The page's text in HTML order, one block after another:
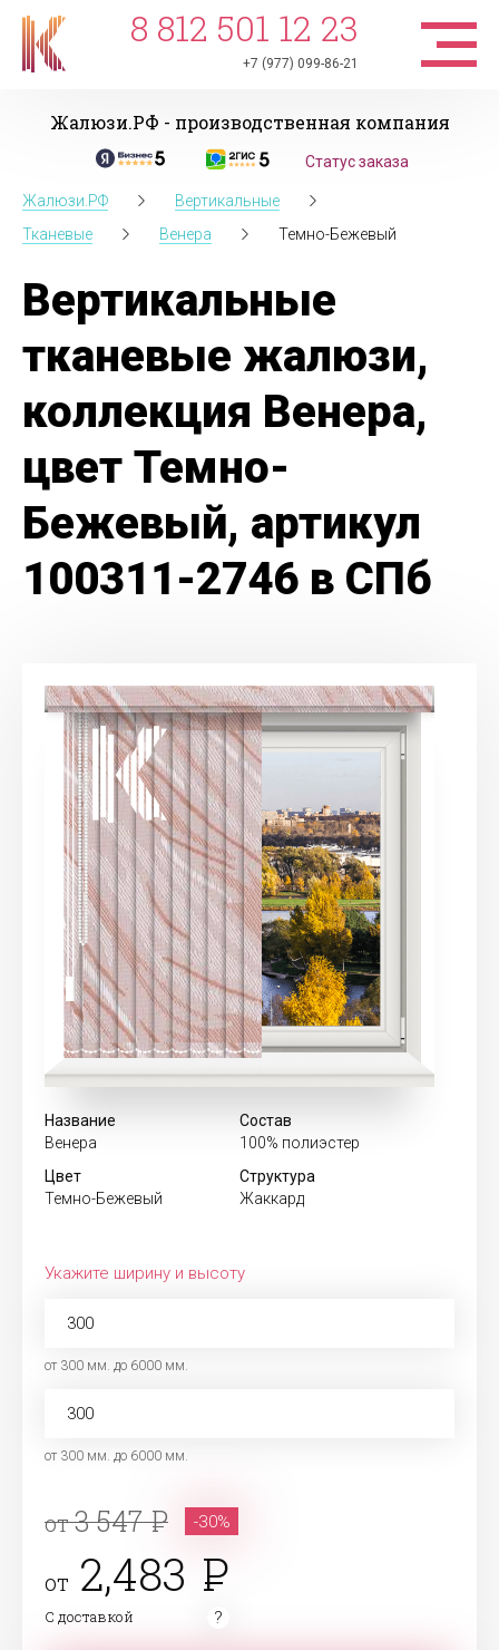
8 812 501 12 23
+7 (977) 099-86-21
Жалюзи.РФ - производственная компания
Статус заказа
Жалюзи.РФ
Вертикальные
Тканевые
Венера Темно-Бежевый
Вертикальные
тканевые жалюзи,
коллекция Венера,
цвет Темно-
Бежевый, артикул
100311-2746 в СПб
Название
Венера
Состав
100% полиэстер
Цвет
Темно-Бежевый
Структура
Жаккард
Укажите ширину и высоту
от 300 мм. до 6000 мм.
от 300 мм. до 6000 мм.
от3 547 -30%
от 2,483
С доставкой